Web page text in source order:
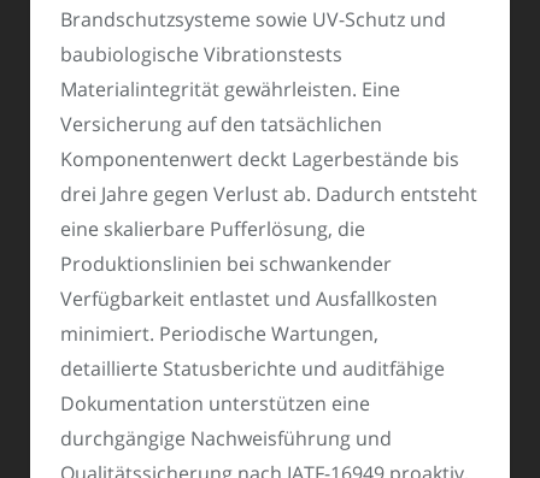
Brandschutzsysteme sowie UV-Schutz und
baubiologische Vibrationstests
Materialintegrität gewährleisten. Eine
Versicherung auf den tatsächlichen
Komponentenwert deckt Lagerbestände bis
drei Jahre gegen Verlust ab. Dadurch entsteht
eine skalierbare Pufferlösung, die
Produktionslinien bei schwankender
Verfügbarkeit entlastet und Ausfallkosten
minimiert. Periodische Wartungen,
detaillierte Statusberichte und auditfähige
Dokumentation unterstützen eine
durchgängige Nachweisführung und